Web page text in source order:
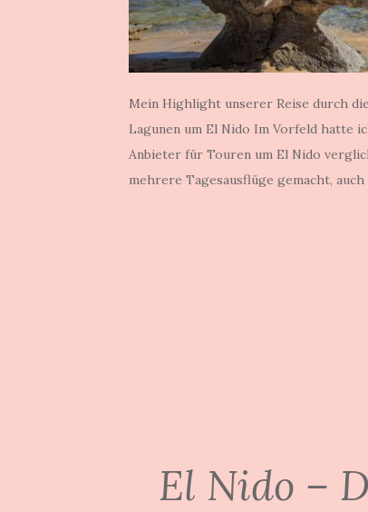
Mein Highlight unserer Reise durch
Lagunen um El Nido Im Vorfeld hatte
Anbieter für Touren um El Nido
mehrere Tagesausflüge gemacht,
El Nido –